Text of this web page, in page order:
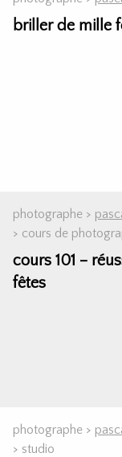
briller de mille
photographe >
> cours de
cours 101 –
fêtes
photographe >
> studio